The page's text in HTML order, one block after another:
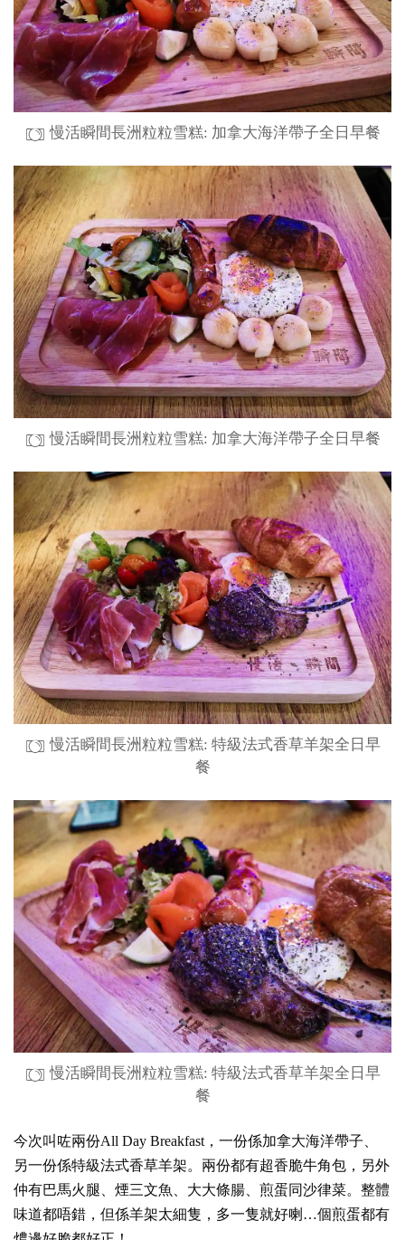
慢活瞬間長洲粒粒雪糕: 加拿大海洋帶子全日早餐
慢活瞬間長洲粒粒雪糕: 加拿大海洋帶子全日早餐
慢活瞬間長洲粒粒雪糕: 特級法式香草羊架全日早
餐
慢活瞬間長洲粒粒雪糕: 特級法式香草羊架全日早
餐
今次叫咗兩份All Day Breakfast，一份係加拿大海洋帶子、
另一份係特級法式香草羊架。兩份都有超香脆牛角包，另外
仲有巴馬火腿、煙三文魚、大大條腸、煎蛋同沙律菜。整體
味道都唔錯，但係羊架太細隻，多一隻就好喇…個煎蛋都有